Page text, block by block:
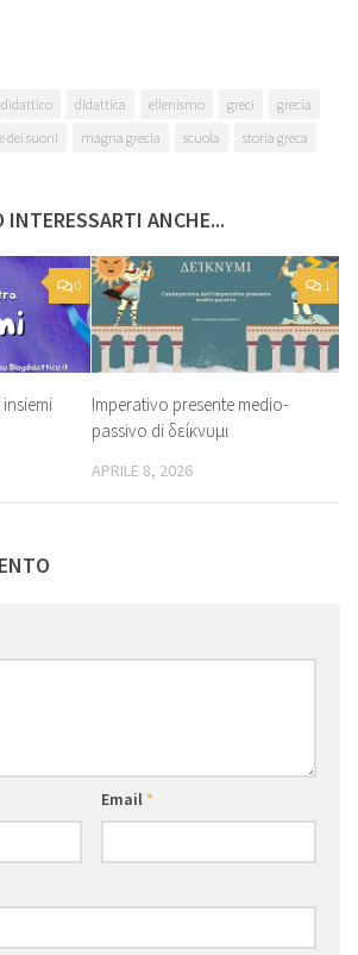
didattico didattica ellenismo greci
grecia
dei suoni magna grecia scuola storia greca
INTERESSARTI ANCHE...
0 1
Imperativo presente medio-
passivo di δείκνυμι
APRILE 8, 2026
Email*